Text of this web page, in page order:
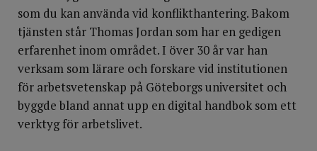
som du kan använda vid konflikthantering. Bakom
tjänsten står Thomas Jordan som har en gedigen
erfarenhet inom området. I över 30 år var han
verksam som lärare och forskare vid institutionen
för arbetsvetenskap på Göteborgs universitet och
byggde bland annat upp en digital handbok som ett
verktyg för arbetslivet.